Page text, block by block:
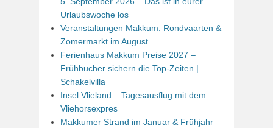
Urlaubswoche los
Veranstaltungen Makkum: Rondvaarten &
Zomermarkt im August
Ferienhaus Makkum Preise 2027 –
Frühbucher sichern die Top-Zeiten |
Schakelvilla
Insel Vlieland – Tagesausflug mit dem
Vliehorsexpres
Makkumer Strand im Januar & Frühjahr –